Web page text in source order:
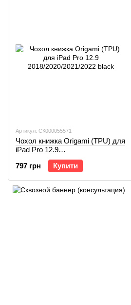
Артикул: СК000055571
Чохол книжка Origami (TPU) для
iPad Pro 12.9
2018/2020/2021/2022 black
797 грн
Купити